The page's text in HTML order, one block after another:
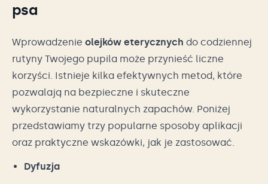
psa
Wprowadzenie olejków eterycznych do codziennej
rutyny Twojego pupila może przynieść liczne
korzyści. Istnieje kilka efektywnych metod, które
pozwalają na bezpieczne i skuteczne
wykorzystanie naturalnych zapachów. Poniżej
przedstawiamy trzy popularne sposoby aplikacji
oraz praktyczne wskazówki, jak je zastosować.
Dyfuzja